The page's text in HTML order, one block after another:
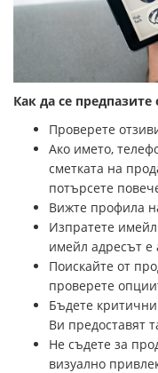
Как да се
Проверете
Ако името,
сметката на
потърсете
Вижте профила
Изпратете
имейл адресът е
Поискайте от
проверете
Бъдете
Ви предоставят
Не съдете за
визуално